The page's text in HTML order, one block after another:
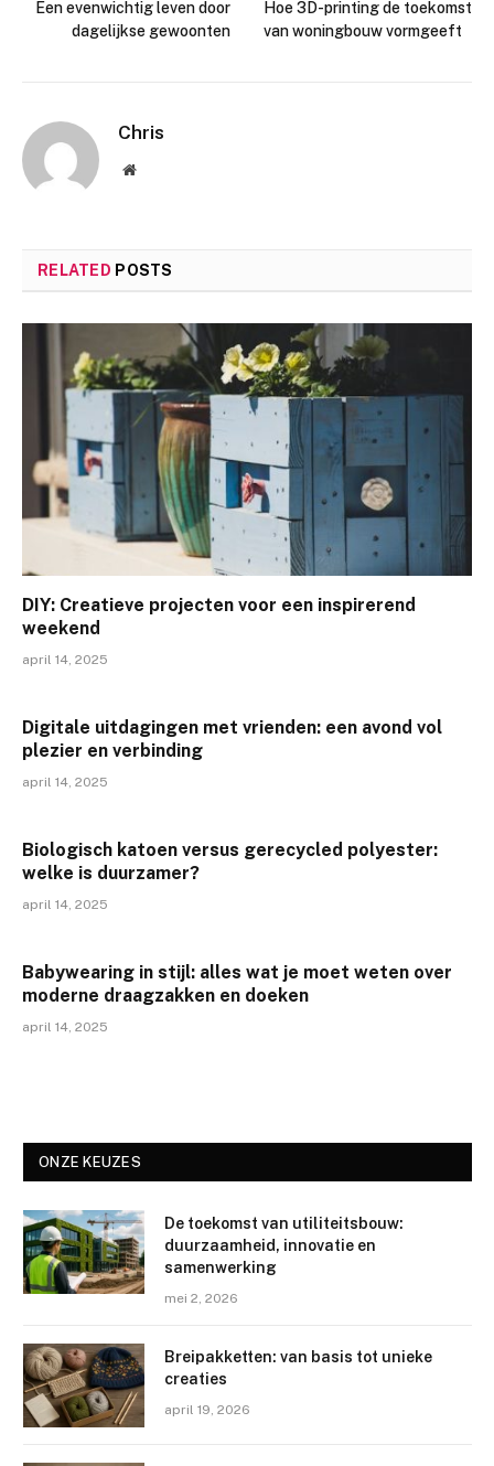
Een evenwichtig leven door
dagelijkse gewoonten
Hoe 3D-printing de toekomst
van woningbouw vormgeeft
Chris
Website
RELATED POSTS
DIY: Creatieve projecten voor een inspirerend
weekend
april 14, 2025
Digitale uitdagingen met vrienden: een avond vol
plezier en verbinding
april 14, 2025
Biologisch katoen versus gerecycled polyester:
welke is duurzamer?
april 14, 2025
Babywearing in stijl: alles wat je moet weten over
moderne draagzakken en doeken
april 14, 2025
ONZE KEUZES
De toekomst van utiliteitsbouw:
duurzaamheid, innovatie en
samenwerking
mei 2, 2026
Breipakketten: van basis tot unieke
creaties
april 19, 2026